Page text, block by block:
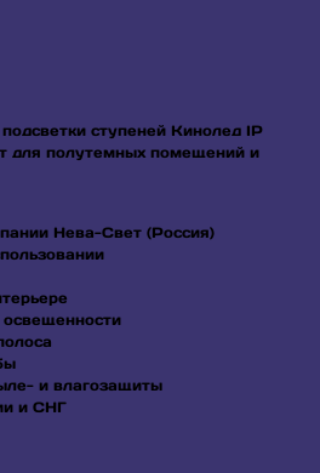
ступеней Кинолед IP
для полутемных помещений и
Нева-Свет (Россия)
и влагозащиты
и СНГ